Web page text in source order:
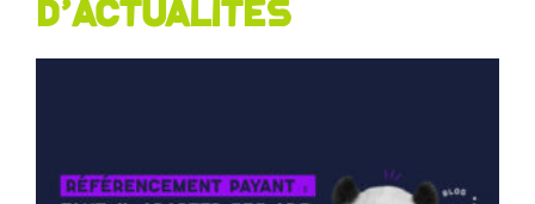
d'actualités